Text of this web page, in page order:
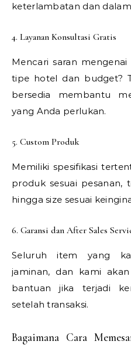
keterlambatan dan
4. Layanan Konsultasi Gratis
Mencari saran mengenai
tipe hotel dan budget?
bersedia membantu
yang Anda perlukan.
5. Custom Produk
Memiliki spesifikasi
produk sesuai pesanan,
hingga size sesuai
6. Garansi dan After Sales
Seluruh item yang
jaminan, dan kami
bantuan jika terjadi
setelah transaksi.
Bagaimana Cara